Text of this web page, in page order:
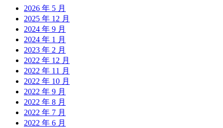
2026 年 5 月
2025 年 12 月
2024 年 9 月
2024 年 1 月
2023 年 2 月
2022 年 12 月
2022 年 11 月
2022 年 10 月
2022 年 9 月
2022 年 8 月
2022 年 7 月
2022 年 6 月